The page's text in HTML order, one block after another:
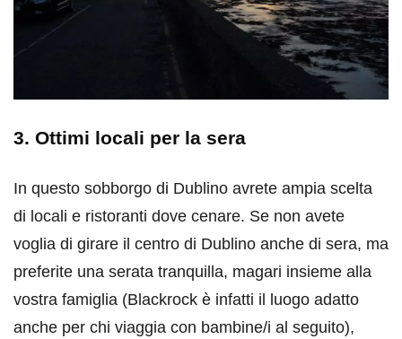
3. Ottimi locali per la sera
In questo sobborgo di Dublino avrete ampia scelta
di locali e ristoranti dove cenare. Se non avete
voglia di girare il centro di Dublino anche di sera, ma
preferite una serata tranquilla, magari insieme alla
vostra famiglia (Blackrock è infatti il luogo adatto
anche per chi viaggia con bambine/i al seguito),